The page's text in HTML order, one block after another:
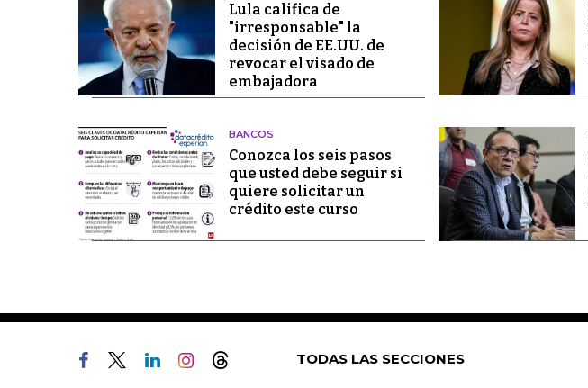
Lula califica de
"irresponsable" la
decisión de EE.UU. de
revocar el visado de
embajadora
BANCOS
Conozca los seis pasos
que usted debe seguir si
quiere solicitar un
crédito este curso
TODAS LAS SECCIONES